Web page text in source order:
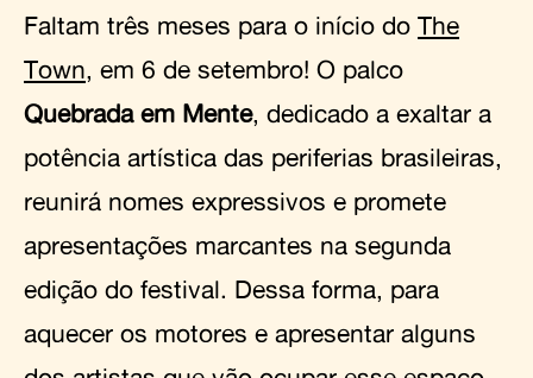
Faltam três meses para o início do The
Town, em 6 de setembro! O palco
Quebrada em Mente, dedicado a exaltar a
potência artística das periferias brasileiras,
reunirá nomes expressivos e promete
apresentações marcantes na segunda
edição do festival. Dessa forma, para
aquecer os motores e apresentar alguns